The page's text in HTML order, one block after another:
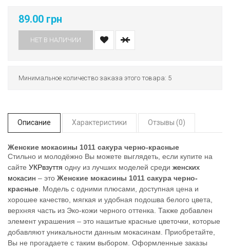
89.00 грн
НЕТ В НАЛИЧИИ
Минимальное количество заказа этого товара: 5
Описание Характеристики Отзывы (0)
Женские мокасины 1011 сакура черно-красные
Стильно и молодёжно Вы можете выглядеть, если купите на
сайте УКРвзуття одну из лучших моделей среди женских
мокасин – это Женские мокасины 1011 сакура черно-
красные . Модель с одними плюсами, доступная цена и
хорошее качество, мягкая и удобная подошва белого цвета,
верхняя часть из Эко-кожи черного оттенка. Также добавлен
элемент украшения – это нашитые красные цветочки, которые
добавляют уникальности данным мокасинам. Приобретайте,
Вы не прогадаете с таким выбором. Оформленные заказы